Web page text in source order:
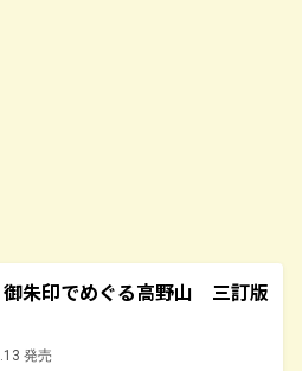
朱印でめぐる高野山 三訂版
発売